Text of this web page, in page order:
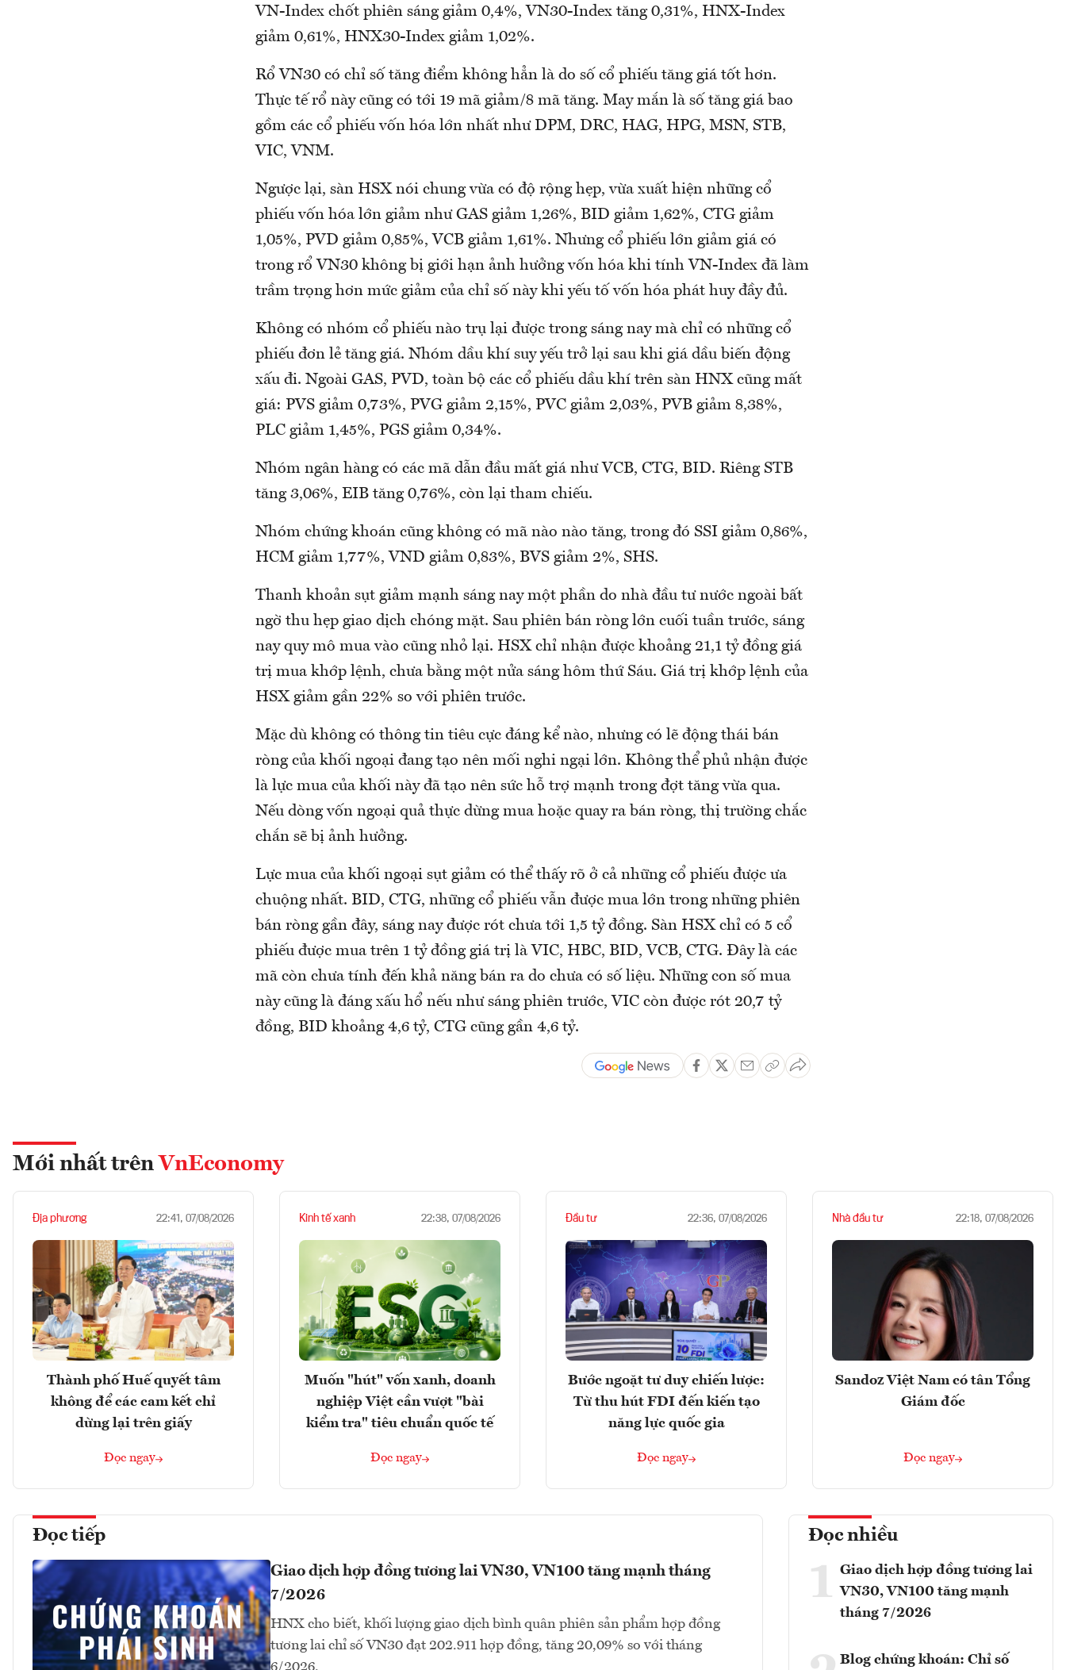
VN-Index chốt phiên sáng giảm 0,4%, VN30-Index tăng 0,31%, HNX-Index
giảm 0,61%, HNX30-Index giảm 1,02%.
Rổ VN30 có chỉ số tăng điểm không hẳn là do số cổ phiếu tăng giá tốt hơn.
Thực tế rổ này cũng có tới 19 mã giảm/8 mã tăng. May mắn là số tăng giá bao
gồm các cổ phiếu vốn hóa lớn nhất như DPM, DRC, HAG, HPG, MSN, STB,
VIC, VNM.
Ngược lại, sàn HSX nói chung vừa có độ rộng hẹp, vừa xuất hiện những cổ
phiếu vốn hóa lớn giảm như GAS giảm 1,26%, BID giảm 1,62%, CTG giảm
1,05%, PVD giảm 0,85%, VCB giảm 1,61%. Nhưng cổ phiếu lớn giảm giá có
trong rổ VN30 không bị giới hạn ảnh hưởng vốn hóa khi tính VN-Index đã làm
trầm trọng hơn mức giảm của chỉ số này khi yếu tố vốn hóa phát huy đầy đủ.
Không có nhóm cổ phiếu nào trụ lại được trong sáng nay mà chỉ có những cổ
phiếu đơn lẻ tăng giá. Nhóm dầu khí suy yếu trở lại sau khi giá dầu biến động
xấu đi. Ngoài GAS, PVD, toàn bộ các cổ phiếu dầu khí trên sàn HNX cũng mất
giá: PVS giảm 0,73%, PVG giảm 2,15%, PVC giảm 2,03%, PVB giảm 8,38%,
PLC giảm 1,45%, PGS giảm 0,34%.
Nhóm ngân hàng có các mã dẫn đầu mất giá như VCB, CTG, BID. Riêng STB
tăng 3,06%, EIB tăng 0,76%, còn lại tham chiếu.
Nhóm chứng khoán cũng không có mã nào nào tăng, trong đó SSI giảm 0,86%,
HCM giảm 1,77%, VND giảm 0,83%, BVS giảm 2%, SHS.
Thanh khoản sụt giảm mạnh sáng nay một phần do nhà đầu tư nước ngoài bất
ngờ thu hẹp giao dịch chóng mặt. Sau phiên bán ròng lớn cuối tuần trước, sáng
nay quy mô mua vào cũng nhỏ lại. HSX chỉ nhận được khoảng 21,1 tỷ đồng giá
trị mua khớp lệnh, chưa bằng một nửa sáng hôm thứ Sáu. Giá trị khớp lệnh của
HSX giảm gần 22% so với phiên trước.
Mặc dù không có thông tin tiêu cực đáng kể nào, nhưng có lẽ động thái bán
ròng của khối ngoại đang tạo nên mối nghi ngại lớn. Không thể phủ nhận được
là lực mua của khối này đã tạo nên sức hỗ trợ mạnh trong đợt tăng vừa qua.
Nếu dòng vốn ngoại quả thực dừng mua hoặc quay ra bán ròng, thị trường chắc
chắn sẽ bị ảnh hưởng.
Lực mua của khối ngoại sụt giảm có thể thấy rõ ở cả những cổ phiếu được ưa
chuộng nhất. BID, CTG, những cổ phiếu vẫn được mua lớn trong những phiên
bán ròng gần đây, sáng nay được rót chưa tới 1,5 tỷ đồng. Sàn HSX chỉ có 5 cổ
phiếu được mua trên 1 tỷ đồng giá trị là VIC, HBC, BID, VCB, CTG. Đây là các
mã còn chưa tính đến khả năng bán ra do chưa có số liệu. Những con số mua
này cũng là đáng xấu hổ nếu như sáng phiên trước, VIC còn được rót 20,7 tỷ
đồng, BID khoảng 4,6 tỷ, CTG cũng gần 4,6 tỷ.
Mới nhất trên VnEconomy
Địa phương 22:41, 07/08/2026
Thành phố Huế quyết tâm
không để các cam kết chỉ
dừng lại trên giấy
Đọc ngay
Kinh tế xanh 22:38, 07/08/2026
Muốn "hút" vốn xanh, doanh
nghiệp Việt cần vượt "bài
kiểm tra" tiêu chuẩn quốc tế
Đọc ngay
Đầu tư 22:36, 07/08/2026
Bước ngoặt tư duy chiến lược:
Từ thu hút FDI đến kiến tạo
năng lực quốc gia
Đọc ngay
Nhà đầu tư 22:18, 07/08/2026
Sandoz Việt Nam có tân Tổng
Giám đốc
Đọc ngay
Đọc tiếp
Giao dịch hợp đồng tương lai VN30, VN100 tăng mạnh tháng
7/2026
HNX cho biết, khối lượng giao dịch bình quân phiên sản phẩm hợp đồng
tương lai chỉ số VN30 đạt 202.911 hợp đồng, tăng 20,09% so với tháng
6/2026.
Đọc nhiều
1 Giao dịch hợp đồng tương lai
VN30, VN100 tăng mạnh
tháng 7/2026
Blog chứng khoán: Chỉ số